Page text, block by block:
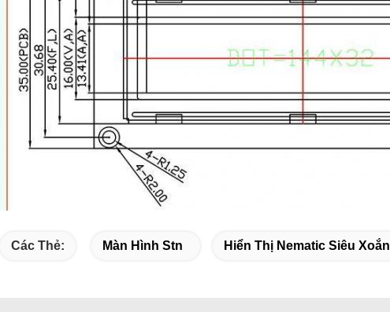
Các Thẻ: Màn Hình Stn Hiển Thị Nematic Siêu Xoắn